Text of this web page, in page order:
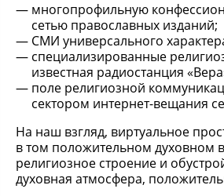
многопрофильную
сетью православных изданий;
СМИ универсального
специализированные
известная радиостанция
поле религиозной
сектором интернет-вещания
На наш взгляд, виртуальное
в том положительном духовном
религиозное строение и
духовная атмосфера,